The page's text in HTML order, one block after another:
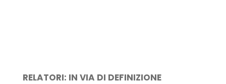
RELATORI: IN VIA DI DEFINIZIONE